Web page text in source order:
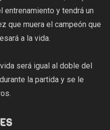
y tendrá un
que muera el campeón que
a la vida.
será igual al doble del
la partida y se le